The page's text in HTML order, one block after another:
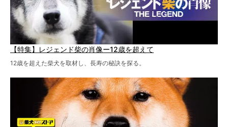
【特集】レジェンド柴の肖像ー12歳を超えて
12歳を超えた柴犬を取材し、長寿の秘訣を探る。